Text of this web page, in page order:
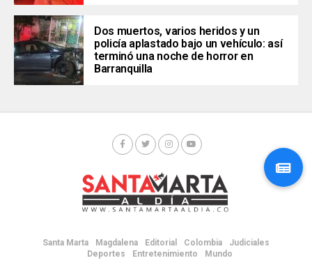
Dos muertos, varios heridos y un
policía aplastado bajo un vehículo: así
terminó una noche de horror en
Barranquilla
Santa Marta Magdalena Editorial Colombia
Judiciales
Deportes
Entretenimiento Mundo